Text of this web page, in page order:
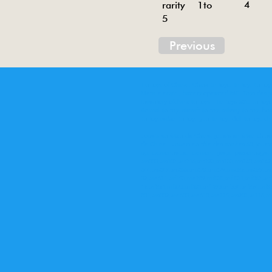
rarity 1to
5
4
Previous
Tin toys of China , China tin toys, tin toy, tin
Inventory ofchina tin toys . Tin toys 60’s, tin
Animal tin toy, aircraft tin toy, railway tin toy,
tin toy,sedan tin toy, gun tin toy, doll tin toy,
Jouets en étain de Chine, jouets en étain
de Chine . Jouets en tôle des années 60,
up, camionnette, camion, jeep,
32,me671,mf153,me789,mf030,mf
12,mf821,mf273,mf281,mf